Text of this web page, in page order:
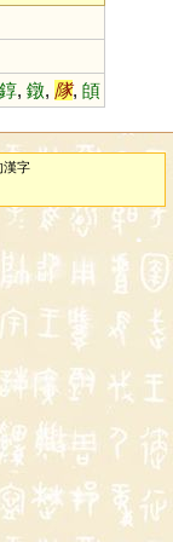
, 鐓, 隊, 頧
漢字